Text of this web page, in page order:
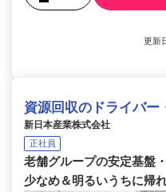
更新
資源回収のドライバー
新日本産業株式会社
正社員
老舗グループの安定基盤
少なめ＆明るいうちに帰